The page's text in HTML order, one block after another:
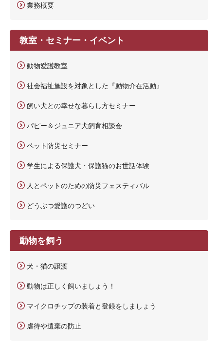
業務概要
教室・セミナー・イベント
動物愛護教室
社会福祉施設を対象とした『動物介在活動』
飼い犬との幸せな暮らし方セミナー
パピー＆ジュニア犬飼育相談会
ペット防災セミナー
学生による保護犬・保護猫のお世話体験
人とペットのための防災フェスティバル
どうぶつ愛護のつどい
動物を飼う
犬・猫の譲渡
動物は正しく飼いましょう！
マイクロチップの装着と登録をしましょう
虐待や遺棄の防止